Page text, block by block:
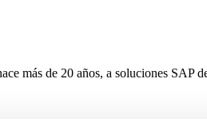
más de 20 años, a soluciones SAP